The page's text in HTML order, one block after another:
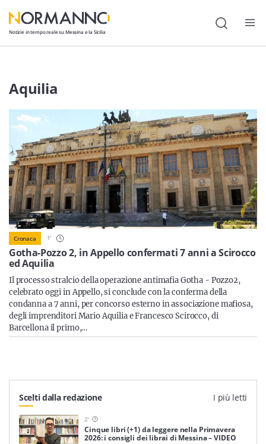
Notizie in tempo reale su Messina e la Sicilia
Attualità
Cronaca
Politica
Cultura
Lavoro
Società
Economia
Sport
Sicilia
Servizi
Resta sempre aggiornato con le ultime news, iscriviti alla
nostra newsletter
Iscriviti
Aquilia
Gotha-Pozzo 2, in Appello confermati 7 anni a Scirocco
ed Aquilia
Cronaca 1'
Il processo stralcio della operazione antimafia Gotha - Pozzo2,
celebrato oggi in Appello, si conclude con la conferma della
condanna a 7 anni, per concorso esterno in associazione mafiosa,
degli imprenditori Mario Aquilia e Francesco Scirocco, di
Barcellona il primo,…
Scelti dalla redazione I più letti
2'
Cinque libri (+1) da leggere nella Primavera
2026: i consigli dei librai di Messina – VIDEO